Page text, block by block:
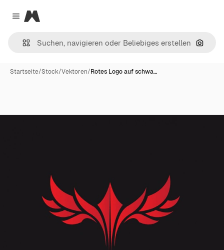
Close menu
Magnific
Nach
Startseite/Stock/Vektoren/Rotes Logo auf schwa…